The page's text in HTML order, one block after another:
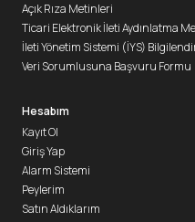
Açık Rıza Metinleri
Ticari Elektronik İleti Aydınlatma
İleti Yönetim Sistemi (İYS)
Veri Sorumlusuna Başvuru Formu
Hesabım
Kayıt Ol
Giriş Yap
Alarm Sistemi
Peylerim
Satın Aldıklarım